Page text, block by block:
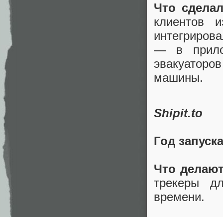
Что
клиентов
— в
машины.
Shipit.to
Год запуска
Что
трекеры
времени.